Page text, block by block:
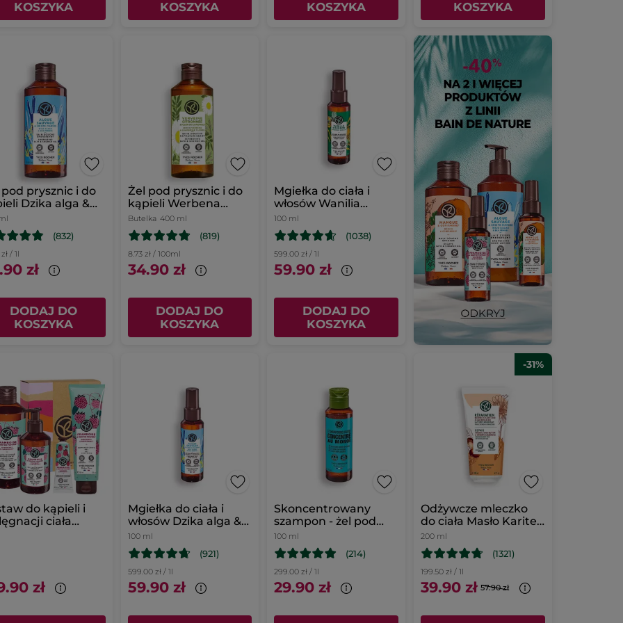
KOSZYKA
KOSZYKA
KOSZYKA
KOSZYKA
prysznic i do
Dzika alga &
morski 400 ml
(832)
/ 1l
zł
DODAJ DO
KOSZYKA
Żel pod prysznic i do
kąpieli Werbena
cytrynowa & Kwiat
rumianku 400 ml
Butelka 400 ml
(819)
8.73 zł / 100ml
34.90 zł
DODAJ DO
KOSZYKA
Mgiełka do ciała i
włosów Wanilia
Bourbon
100 ml
(1038)
599.00 zł / 1l
59.90 zł
DODAJ DO
KOSZYKA
do kąpieli i
ciała
zł
Mgiełka do ciała i
włosów Dzika alga &
Koper Morski 100 ml
100 ml
(921)
599.00 zł / 1l
59.90 zł
Skoncentrowany
szampon - żel pod
prysznic Monoï
100 ml
(214)
299.00 zł / 1l
29.90 zł
-31%
Odżywcze mleczko
do ciała Masło Karite
bio i Nagietek bio
200 ml
(1321)
199.50 zł / 1l
39.90 zł 57.90 zł